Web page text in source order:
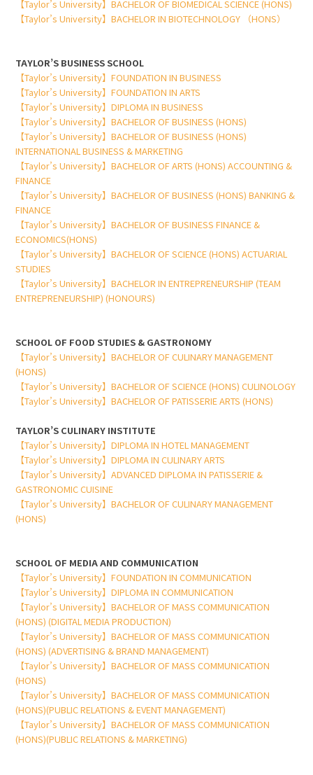
【Taylor’s University】BACHELOR OF BIOMEDICAL SCIENCE (HONS)
【Taylor’s University】BACHELOR IN BIOTECHNOLOGY （HONS）
TAYLOR’S BUSINESS SCHOOL
【Taylor’s University】FOUNDATION IN BUSINESS
【Taylor’s University】FOUNDATION IN ARTS
【Taylor’s University】DIPLOMA IN BUSINESS
【Taylor’s University】BACHELOR OF BUSINESS (HONS)
【Taylor’s University】BACHELOR OF BUSINESS (HONS)
INTERNATIONAL BUSINESS & MARKETING
【Taylor’s University】BACHELOR OF ARTS (HONS) ACCOUNTING &
FINANCE
【Taylor’s University】BACHELOR OF BUSINESS (HONS) BANKING &
FINANCE
【Taylor’s University】BACHELOR OF BUSINESS FINANCE &
ECONOMICS(HONS)
【Taylor’s University】BACHELOR OF SCIENCE (HONS) ACTUARIAL
STUDIES
【Taylor’s University】BACHELOR IN ENTREPRENEURSHIP (TEAM
ENTREPRENEURSHIP) (HONOURS)
SCHOOL OF FOOD STUDIES & GASTRONOMY
【Taylor’s University】BACHELOR OF CULINARY MANAGEMENT
(HONS)
【Taylor’s University】BACHELOR OF SCIENCE (HONS) CULINOLOGY
【Taylor’s University】BACHELOR OF PATISSERIE ARTS (HONS)
TAYLOR’S CULINARY INSTITUTE
【Taylor’s University】DIPLOMA IN HOTEL MANAGEMENT
【Taylor’s University】DIPLOMA IN CULINARY ARTS
【Taylor’s University】ADVANCED DIPLOMA IN PATISSERIE &
GASTRONOMIC CUISINE
【Taylor’s University】BACHELOR OF CULINARY MANAGEMENT
(HONS)
SCHOOL OF MEDIA AND COMMUNICATION
【Taylor’s University】FOUNDATION IN COMMUNICATION
【Taylor’s University】DIPLOMA IN COMMUNICATION
【Taylor’s University】BACHELOR OF MASS COMMUNICATION
(HONS) (DIGITAL MEDIA PRODUCTION)
【Taylor’s University】BACHELOR OF MASS COMMUNICATION
(HONS) (ADVERTISING & BRAND MANAGEMENT)
【Taylor’s University】BACHELOR OF MASS COMMUNICATION
(HONS)
【Taylor’s University】BACHELOR OF MASS COMMUNICATION
(HONS)(PUBLIC RELATIONS & EVENT MANAGEMENT)
【Taylor’s University】BACHELOR OF MASS COMMUNICATION
(HONS)(PUBLIC RELATIONS & MARKETING)